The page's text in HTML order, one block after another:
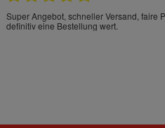
Schnelle Lieferung Ware wie beschrieben
verpackt.